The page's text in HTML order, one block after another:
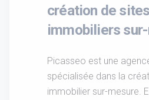
création de sites
immobiliers
Picasseo est une
spécialisée dans la
immobilier sur-mesure.